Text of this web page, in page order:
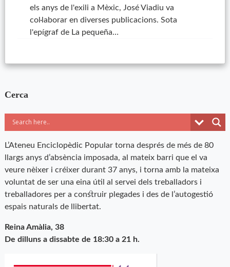
els anys de l'exili a Mèxic, José Viadiu va
col·laborar en diverses publicacions. Sota
l'epígraf de La pequeña…
Cerca
L’Ateneu Enciclopèdic Popular torna després de més de 80
llargs anys d’absència imposada, al mateix barri que el va
veure nèixer i créixer durant 37 anys, i torna amb la mateixa
voluntat de ser una eina útil al servei dels treballadors i
treballadores per a construir plegades i des de l’autogestió
espais naturals de llibertat.
Reina Amàlia, 38
De dilluns a dissabte de 18:30 a 21 h.